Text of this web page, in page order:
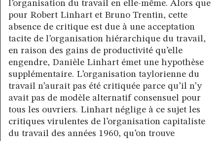
l’organisation du travail en elle-même. Alors que
pour Robert Linhart et Bruno Trentin, cette
absence de critique est due à une acceptation
tacite de l’organisation hiérarchique du travail,
en raison des gains de productivité qu’elle
engendre, Danièle Linhart émet une hypothèse
supplémentaire. L’organisation taylorienne du
travail n’aurait pas été critiquée parce qu’il n’y
avait pas de modèle alternatif consensuel pour
tous les ouvriers. Linhart néglige à ce sujet les
critiques virulentes de l’organisation capitaliste
du travail des années 1960, qu’on trouve